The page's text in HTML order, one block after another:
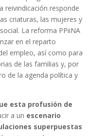
reivindicación responde
criaturas, las mujeres y
La reforma PPiiNA
en el reparto
empleo, así como para
de las familias y, por
de la agenda política y
esta profusión de
a un escenario
superpuestas